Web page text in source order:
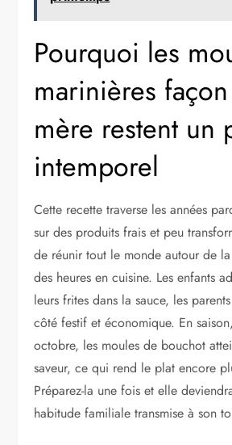
Pourquoi les
marinières
mère restent un
intemporel
Cette recette traverse les années
sur des produits frais et peu
de réunir tout le monde autour de
des heures en cuisine. Les enfants
leurs frites dans la sauce, les
côté festif et économique. En
octobre, les moules de bouchot
saveur, ce qui rend le plat encore
Préparez-la une fois et elle
habitude familiale transmise à son